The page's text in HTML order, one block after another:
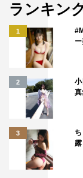
ランキン
1
2
3